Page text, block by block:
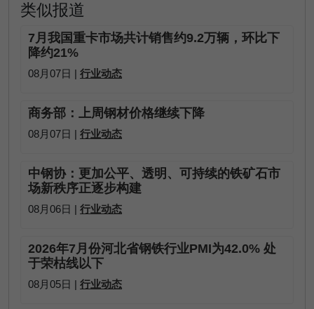
类似报道
7月我国重卡市场共计销售约9.2万辆，环比下
降约21%
08月07日 | 行业动态
商务部：上周钢材价格继续下降
08月07日 | 行业动态
中钢协：更加公平、透明、可持续的铁矿石市
场新秩序正逐步构建
08月06日 | 行业动态
2026年7月份河北省钢铁行业PMI为42.0% 处
于荣枯线以下
08月05日 | 行业动态